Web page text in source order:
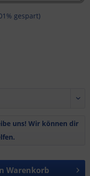
gespart)
uns! Wir können dir
Warenkorb